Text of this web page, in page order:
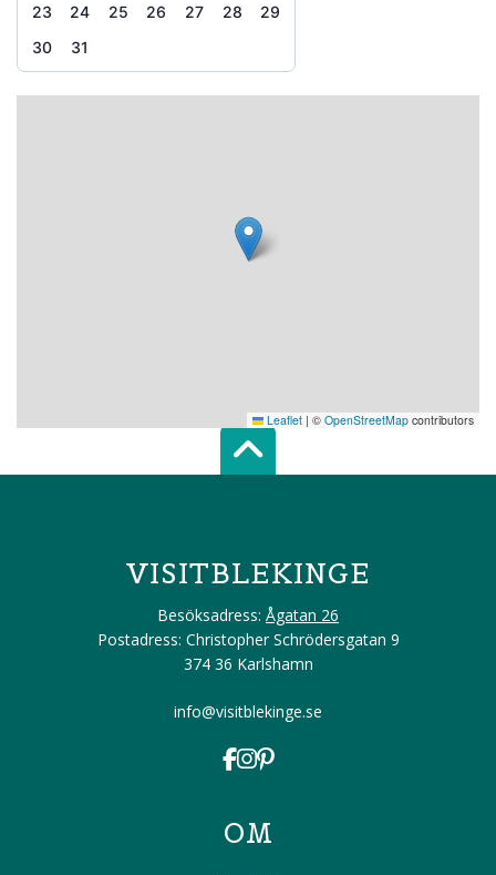
23
24 25 26 27 28
29
30
31
Leaflet | © OpenStreetMap contributors
Scroll top of
VISITBLEKINGE
Besöksadress: Ågatan 26
Postadress: Christopher Schrödersgatan 9
374 36 Karlshamn
info@visitblekinge.se
OM